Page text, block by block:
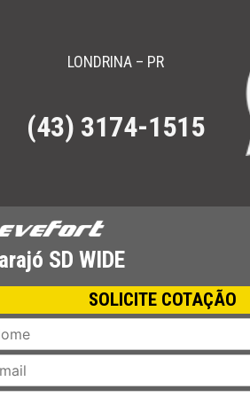
LONDRINA – PR
(43) 3174-1515
SD WIDE
SOLICITE COTAÇÃO